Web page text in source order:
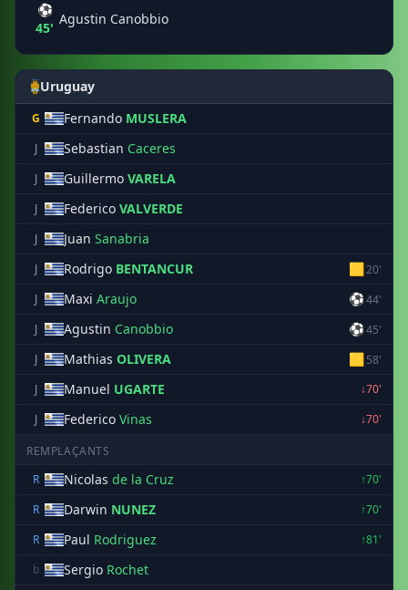
⚽
45'
Agustin Canobbio
Uruguay
G Fernando MUSLERA
J Sebastian Caceres
J Guillermo VARELA
J Federico VALVERDE
J Juan Sanabria
J Rodrigo BENTANCUR 🟨20'
J
Maxi Araujo ⚽44'
J
Agustin Canobbio ⚽45'
J
Mathias OLIVERA 🟨58'
J
Manuel UGARTE
↓70'
J
Federico Vinas ↓70'
REMPLAÇANTS
R
Nicolas de la Cruz
↑70'
R
Darwin NUNEZ
↑70'
R
Paul Rodriguez
↑81'
b
Sergio Rochet